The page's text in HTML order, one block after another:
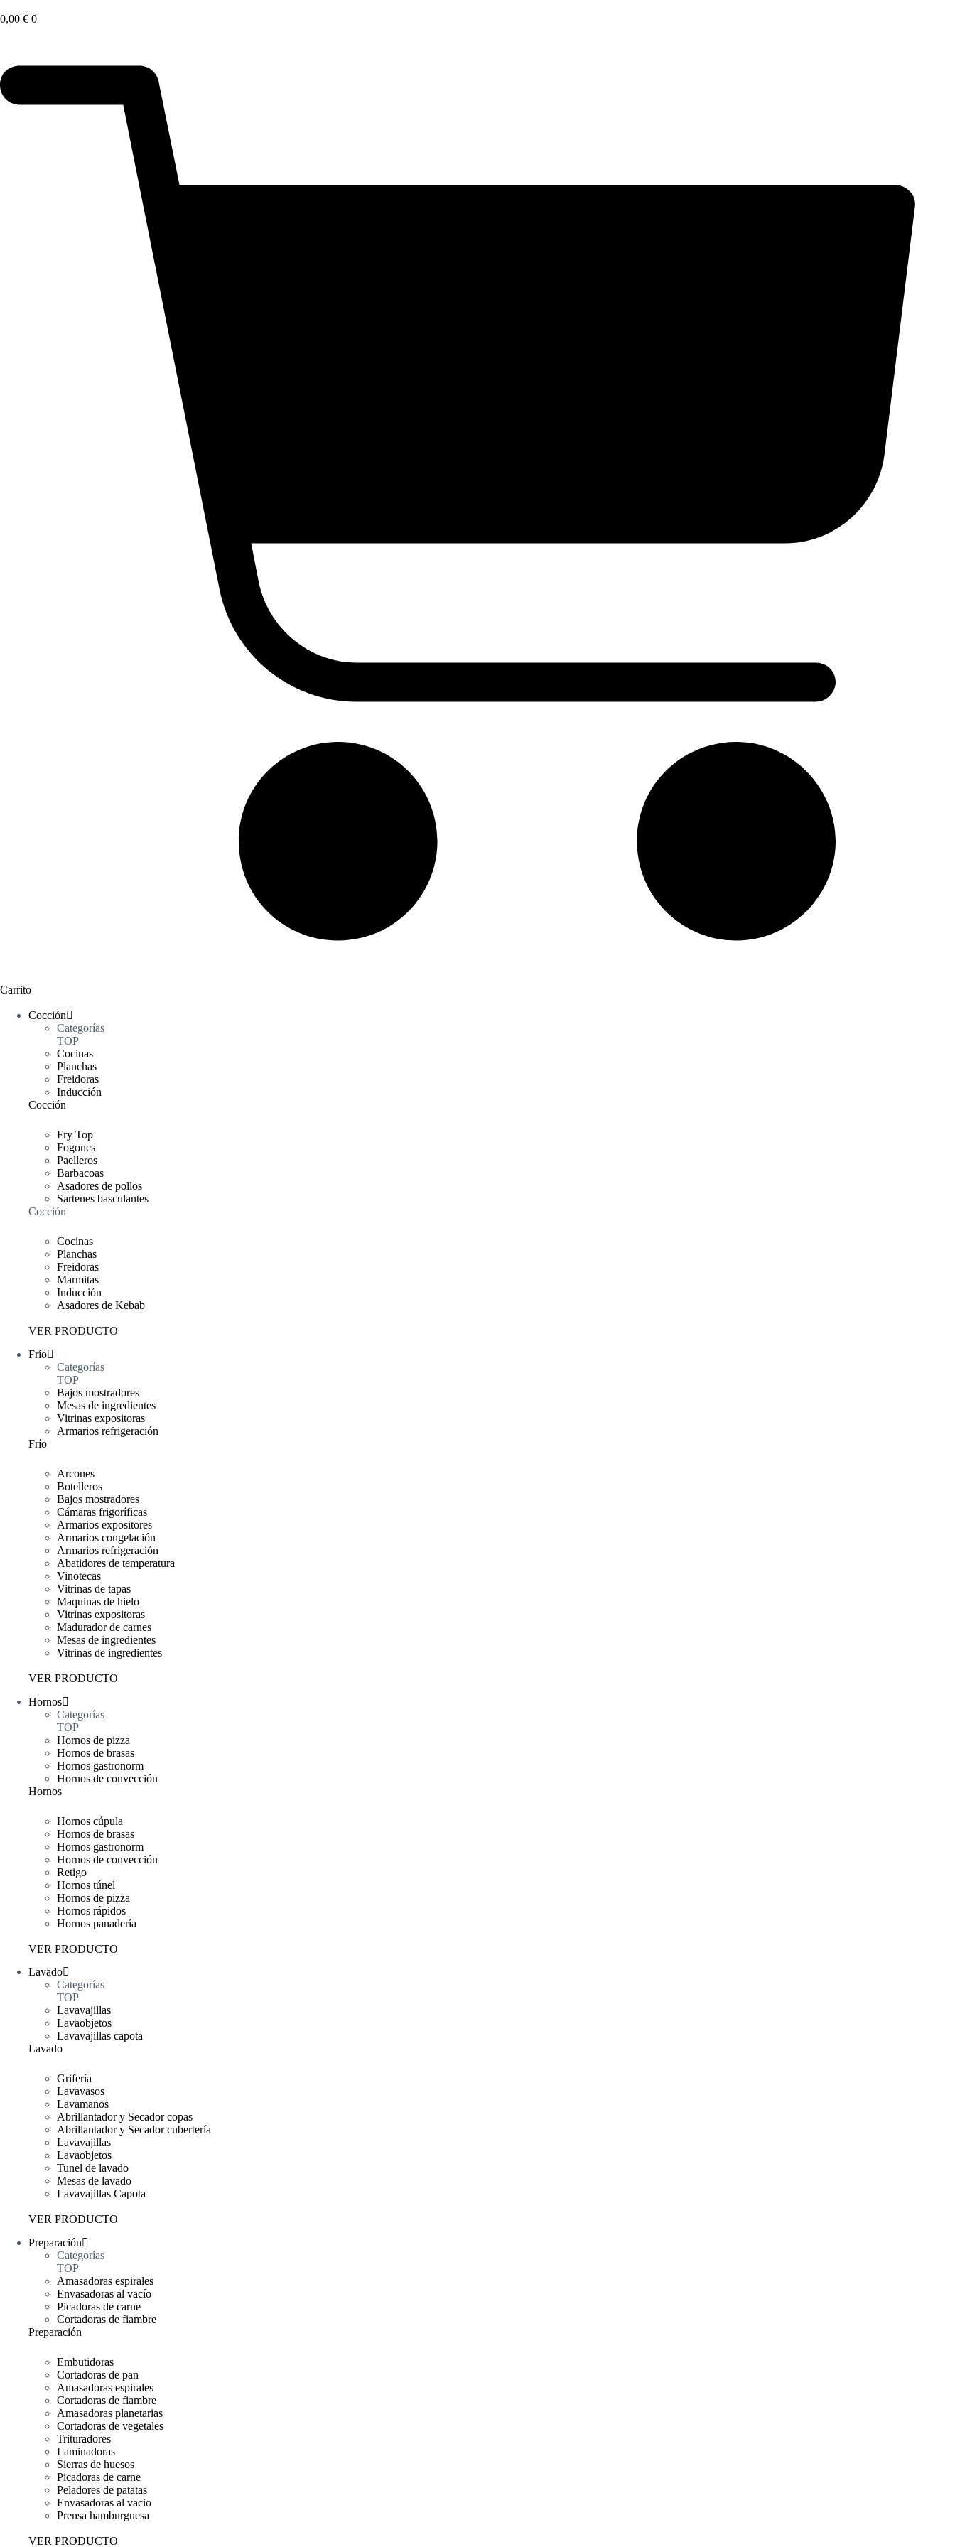
al
0,00 € 0
Carrito
Cocción
Categorías
TOP
Cocinas
Planchas
Freidoras
Inducción
Cocción
Fry Top
Fogones
Paelleros
Barbacoas
Asadores de pollos
Sartenes basculantes
Cocción
Cocinas
Planchas
Freidoras
Marmitas
Inducción
Asadores de Kebab
VER PRODUCTO
Frío
Categorías
TOP
Bajos mostradores
Mesas de ingredientes
Vitrinas expositoras
Armarios refrigeración
Frío
Arcones
Botelleros
Bajos mostradores
Cámaras frigoríficas
Armarios expositores
Armarios congelación
Armarios refrigeración
Abatidores de temperatura
Vinotecas
Vitrinas de tapas
Maquinas de hielo
Vitrinas expositoras
Madurador de carnes
Mesas de ingredientes
Vitrinas de ingredientes
VER PRODUCTO
Hornos
Categorías
TOP
Hornos de pizza
Hornos de brasas
Hornos gastronorm
Hornos de convección
Hornos
Hornos cúpula
Hornos de brasas
Hornos gastronorm
Hornos de convección
Retigo
Hornos túnel
Hornos de pizza
Hornos rápidos
Hornos panadería
VER PRODUCTO
Lavado
Categorías
TOP
Lavavajillas
Lavaobjetos
Lavavajillas capota
Lavado
Grifería
Lavavasos
Lavamanos
Abrillantador y Secador copas
Abrillantador y Secador cubertería
Lavavajillas
Lavaobjetos
Tunel de lavado
Mesas de lavado
Lavavajillas Capota
VER PRODUCTO
Preparación
Categorías
TOP
Amasadoras espirales
Envasadoras al vacío
Picadoras de carne
Cortadoras de fiambre
Preparación
Embutidoras
Cortadoras de pan
Amasadoras espirales
Cortadoras de fiambre
Amasadoras planetarias
Cortadoras de vegetales
Trituradores
Laminadoras
Sierras de huesos
Picadoras de carne
Peladores de patatas
Envasadoras al vacio
Prensa hamburguesa
VER PRODUCTO